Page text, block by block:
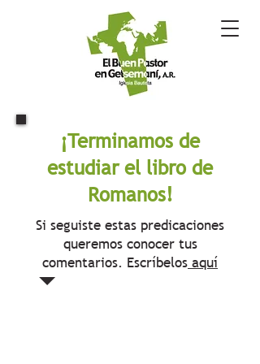
¡Terminamos de
estudiar el libro de
Romanos!
Si seguiste estas predicaciones
queremos conocer tus
comentarios. Escríbelos aquí